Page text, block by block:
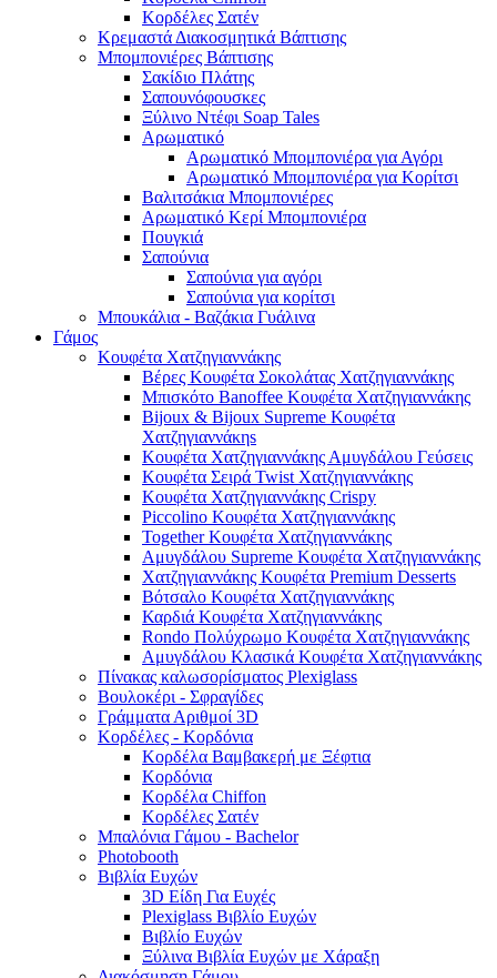
Κορδέλες Σατέν
Κρεμαστά Διακοσμητικά Βάπτισης
Μπομπονιέρες Βάπτισης
Σακίδιο Πλάτης
Σαπουνόφουσκες
Ξύλινο Ντέφι Soap Tales
Αρωματικό
Αρωματικό Μπομπονιέρα για Αγόρι
Αρωματικό Μπομπονιέρα για Κορίτσι
Βαλιτσάκια Μπομπονιέρες
Αρωματικό Κερί Μπομπονιέρα
Πουγκιά
Σαπούνια
Σαπούνια για αγόρι
Σαπούνια για κορίτσι
Μπουκάλια - Βαζάκια Γυάλινα
Γάμος
Κουφέτα Χατζηγιαννάκης
Βέρες Κουφέτα Σοκολάτας Χατζηγιαννάκης
Μπισκότο Banoffee Κουφέτα Χατζηγιαννάκης
Bijoux & Bijoux Supreme Κουφέτα
Χατζηγιαννάκηs
Κουφέτα Χατζηγιαννάκης Αμυγδάλου Γεύσεις
Κουφέτα Σειρά Twist Χατζηγιαννάκης
Κουφέτα Χατζηγιαννάκης Crispy
Piccolino Κουφέτα Χατζηγιαννάκης
Together Κουφέτα Χατζηγιαννάκης
Αμυγδάλου Supreme Κουφέτα Χατζηγιαννάκης
Χατζηγιαννάκης Κουφέτα Premium Desserts
Βότσαλο Κουφέτα Χατζηγιαννάκης
Καρδιά Κουφέτα Χατζηγιαννάκης
Rondo Πολύχρωμο Κουφέτα Χατζηγιαννάκης
Αμυγδάλου Κλασικά Κουφέτα Χατζηγιαννάκης
Πίνακας καλωσορίσματος Plexiglass
Βουλοκέρι - Σφραγίδες
Γράμματα Αριθμοί 3D
Κορδέλες - Κορδόνια
Κορδέλα Βαμβακερή με Ξέφτια
Κορδόνια
Κορδέλα Chiffon
Κορδέλες Σατέν
Μπαλόνια Γάμου - Bachelor
Photobooth
Βιβλία Ευχών
3D Είδη Για Ευχές
Plexiglass Βιβλίο Ευχών
Βιβλίο Ευχών
Ξύλινα Βιβλία Ευχών με Χάραξη